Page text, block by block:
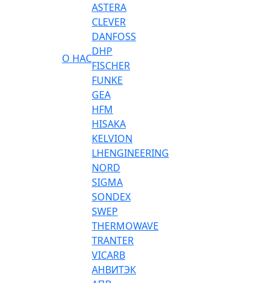
О НАС
ASTERA
CLEVER
DANFOSS
DHP
FISCHER
FUNKE
GEA
HFM
HISAKA
KELVION
LHENGINEERING
NORD
SIGMA
SONDEX
SWEP
THERMOWAVE
TRANTER
VICARB
АНВИТЭК